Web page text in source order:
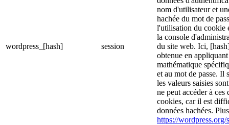
wordpress_[hash] session
nom d'utilisateur et
hachée du mot de
l'utilisation du cookie
la console
du site web. Ici,
obtenue en
mathématique
et au mot de passe. Il
les valeurs saisies
ne peut accéder à ces
cookies, car il est
données hachées.
https://